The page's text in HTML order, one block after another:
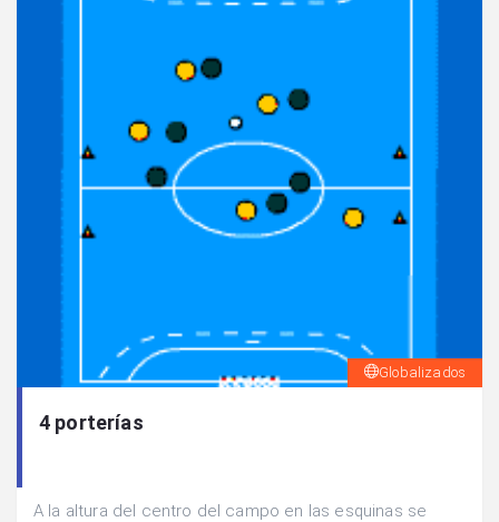
Globalizados
4 porterías
A la altura del centro del campo en las esquinas se